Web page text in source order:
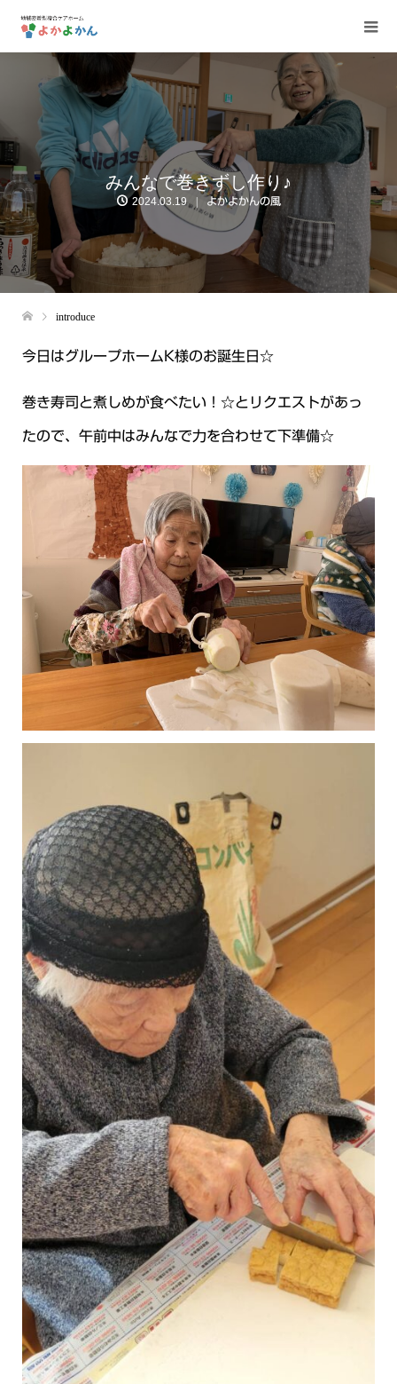
みんなで巻きずし作り♪
2024.03.19 よかよかんの風
introduce
今日はグループホームK様のお誕生日☆
巻き寿司と煮しめが食べたい！☆とリクエストがあっ
たので、午前中はみんなで力を合わせて下準備☆